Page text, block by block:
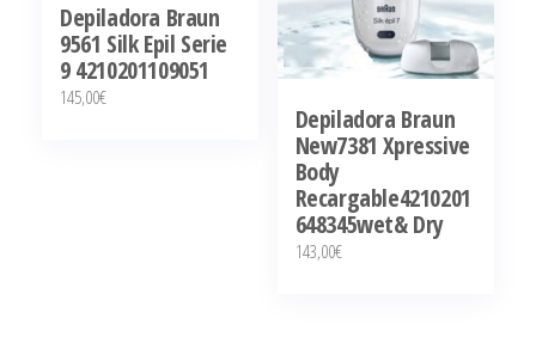
Depiladora Braun
9561 Silk Epil Serie
9 4210201109051
145,00€
Depiladora Braun
New7381 Xpressive
Body
Recargable4210201
648345wet& Dry
143,00€